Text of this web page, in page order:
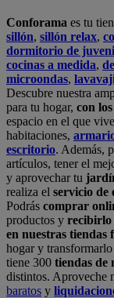
Conforama es tu
sillón, sillón relax,
dormitorio de
cocinas a medida,
microondas,
Descubre nuestra
para tu hogar, con
espacio en el que
habitaciones,
escritorio. Además,
artículos, tener el
y aprovechar tu
realiza el servicio de
Podrás comprar
productos y recibirlo
en nuestras tiendas
hogar y
tiene 300 tiendas de
distintos. Aproveche
baratos y